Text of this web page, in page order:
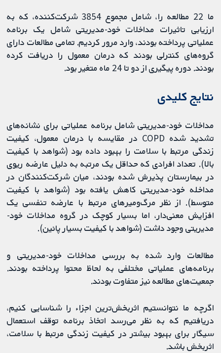
ما 22 مطالعه را، شامل مجموع 3854 شرکت‌کننده، که به
ارزیابی تاثیرات مداخلات خود-مدیریتی شامل یک برنامه
عملیاتی پرداخته بودند، وارد مرور کردیم. تمامی مطالعات دارای
گروه‌های کنترلی بودند که درمان معمول را دریافت کرده
بودند. دوره پیگیری از دو تا 24 ماه متغیر بود.
نتایج کلیدی
مداخلات خود-مدیریتی شامل برنامه عملیاتی برای نشانه‌های
تشدید شده COPD در مقایسه با درمان معمول، کیفیت
زندگی مرتبط با سلامت را بهبود داده بود (شواهد با کیفیت
بالا). تعداد افرادی که حداقل یک مرتبه به دلیل عارضه ریوی
در بیمارستان پذیرش شده بودند، میان شرکت‌کنندگان در
مداخله خود-مدیریتی کاهش یافته بود (شواهد با کیفیت
متوسط). از نظر مرگ‌ومیرهای مرتبط با عارضه تنفسی یک
افزایش معنی‌دار، اما بسیار کوچک در گروه مداخلات خود-
مدیریتی وجود داشت (شواهد با کیفیت بسیار پائین).
مطالعات وارد شده به بررسی مداخلات خود-مدیریتی و
برنامه‌های عملیاتی مختلفی به لحاظ محتوا پرداخته بودند.
جمعیت‌های مطالعه نیز متفاوت بودند.
اگرچه ما نتوانستیم اثربخش‌ترین اجزاء را شناسایی کنیم،
دریافتیم که به نظر می‌رسد اتخاذ برنامه توقف استعمال
سیگار برای بهبود بیشتر در کیفیت زندگی مرتبط با سلامت،
اثربخش باشد.